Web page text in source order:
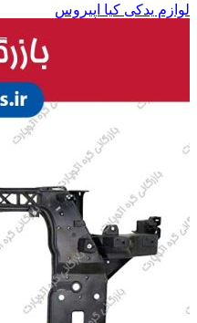
لوازم یدکی کیا اپیروس